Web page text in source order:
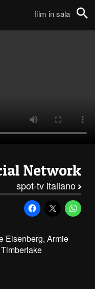
film in sala
Network
spot-tv italiano
Eisenberg, Armie